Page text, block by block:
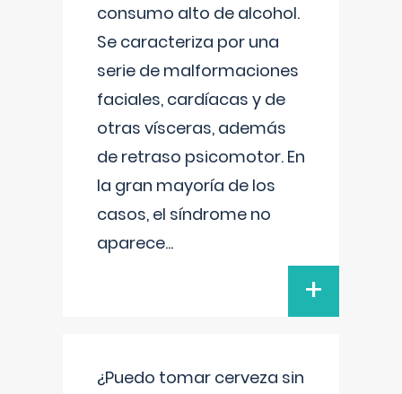
consumo alto de alcohol.
Se caracteriza por una
serie de malformaciones
faciales, cardíacas y de
otras vísceras, además
de retraso psicomotor. En
la gran mayoría de los
casos, el síndrome no
aparece...
+
¿Puedo tomar cerveza sin